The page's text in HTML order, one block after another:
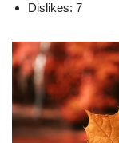
Dislikes: 7